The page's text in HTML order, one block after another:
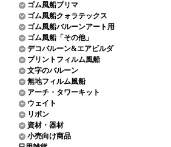
ゴム風船プリマ
ゴム風船クォラテックス
ゴム風船バルーンアート用
ゴム風船「その他」
デコバルーン&エアビルダ
プリントフィルム風船
文字のバルーン
無地フィルム風船
アーチ・タワーキット
ウェイト
リボン
資材・器材
小売向け商品